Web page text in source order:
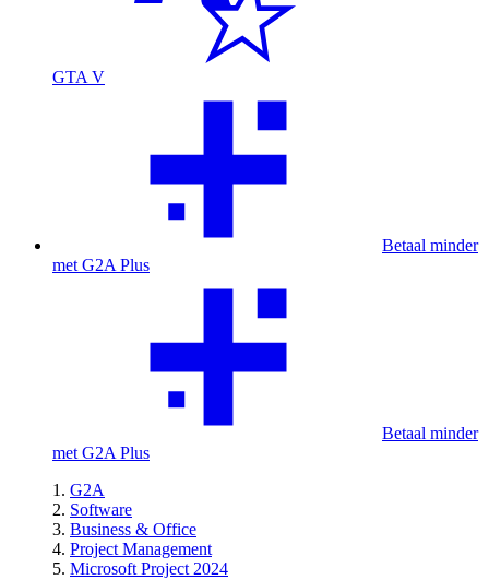
GTA V
Betaal minder
met G2A Plus
Betaal minder
met G2A Plus
G2A
Software
Business & Office
Project Management
Microsoft Project 2024